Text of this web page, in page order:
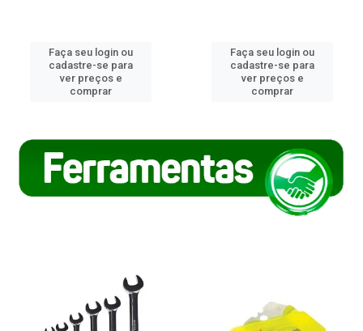
Faça seu login ou
cadastre-se para
ver preços e
comprar
Faça seu login ou
cadastre-se para
ver preços e
comprar